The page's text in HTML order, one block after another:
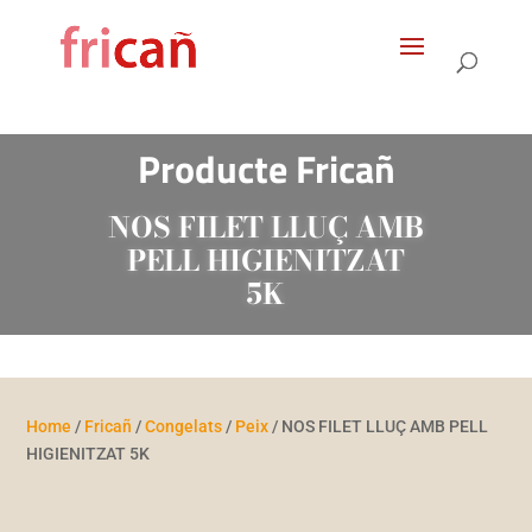
Producte Fricañ
NOS FILET LLUÇ AMB
PELL HIGIENITZAT
5K
Home / Fricañ /Congelats/ Peix/ NOS FILET LLUÇ AMB PELL
HIGIENITZAT 5K